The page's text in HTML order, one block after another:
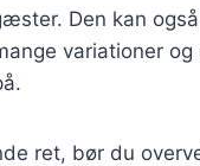
Den kan
variationer
ret, bør du